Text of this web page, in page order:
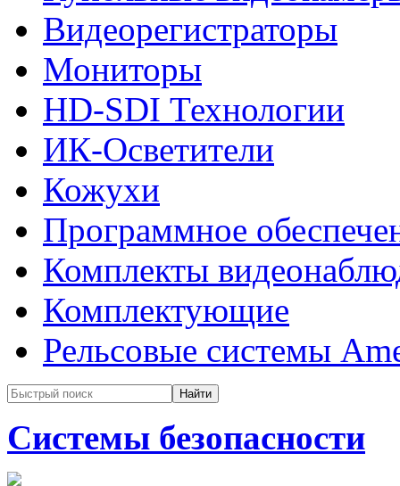
Видеорегистраторы
Мониторы
HD-SDI Технологии
ИК-Осветители
Кожухи
Программное
Комплекты
Комплектующие
Рельсовые системы
Системы безопасности